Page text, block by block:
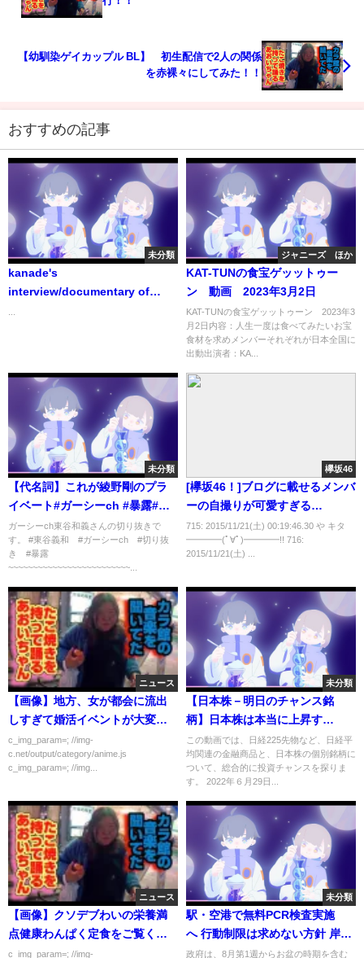
【幼馴染ゲイカップル BL】 初生配信で2人の関係
を赤裸々にしてみた！！
おすすめの記事
未分類
kanade's
interview/documentary of
ジャニーズ ほか
KAT-TUNの食宝ゲッットゥー
ン 動画 2023年3月2日
KAT-TUNの食宝ゲッットゥーン 2023年3
月2日内容：人生一度は食べてみたいお宝
食材を求めメンバーそれぞれが日本全国に
出動出演者：KA...
未分類
【代名詞】これが綾野剛のプラ
イベート#ガーシーch #暴露#綾
野剛
ガーシーch東谷和義さんの切り抜きで
す。 #東谷義和 #ガーシーch #切り抜
き #暴露
~~~~~~~~~~~~~~~~~~~~~~~~~...
欅坂46
[欅坂46！]ブログに載せるメンバ
ーの自撮りが可愛すぎる
wwww（画像あり）
715: 2015/11/21(土) 00:19:46.30 や キタ
━━━━(ﾟ∀ﾟ)━━━━!! 716:
2015/11/21(土) ...
ニュース
【画像】地方、女が都会に流出
しすぎて婚活イベントが大変な
ことにｗｗｗｗｗ
c_img_param=; //img-
c.net/output/category/anime.js
c_img_param=; //img...
未分類
【日本株－明日のチャンス銘
柄】日本株は本当に上昇す
る？ 昨日のアメリカ株の下落
を受け、今日の日本株は低調だ
った。権利落ち日も影響したと
上昇を暗示しているが本当に上
がるのか？
この動画では、日経225先物など、日経平
均関連の金融商品と、日本株の個別銘柄に
ついて、総合的に投資チャンスを探りま
す。 2022年６月29日...
ニュース
【画像】クソデブわいの栄養満
点健康わんぱく定食をご覧くだ
さい
c_img_param=; //img-
未分類
駅・空港で無料PCR検査実施
へ 行動制限は求めない方針 岸田
総理きょう午後会見で発表｜
政府は、8月第1週からお盆の時期を含む